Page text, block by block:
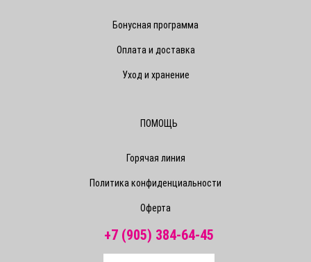
Бонусная программа
Оплата и доставка
Уход и хранение
ПОМОЩЬ
Горячая линия
Политика конфиденциальности
Оферта
+7 (905) 384-64-45